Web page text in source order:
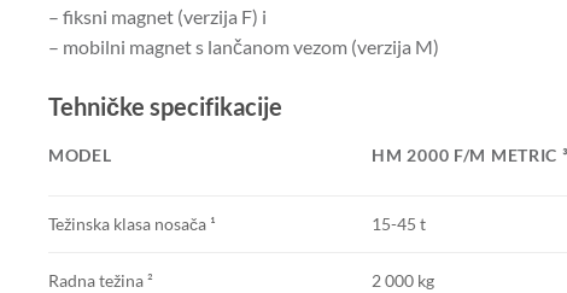
– fiksni magnet (verzija F) i
– mobilni magnet s lančanom vezom (verzija M)
Tehničke specifikacije
MODEL HM 2000 F/M METRIC ³
Težinska klasa nosača ¹ 15-45 t
Radna težina ² 2 000 kg